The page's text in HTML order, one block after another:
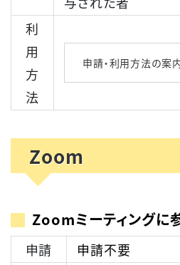
利
用
方
法
申請・利用方法の案
Zoom
Zoomミーティングに
申請 申請不要